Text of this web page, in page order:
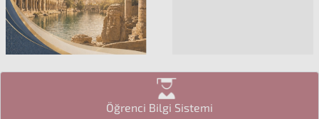
Öğrenci Bilgi Sistemi